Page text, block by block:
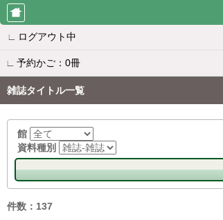
∟ ログアウト中
∟ 予約かご：0冊
雑誌タイトル一覧
館
資料種別
件数：137